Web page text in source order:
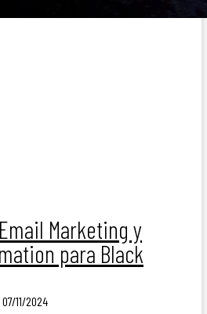
Marketing y
para Black
07/11/2024